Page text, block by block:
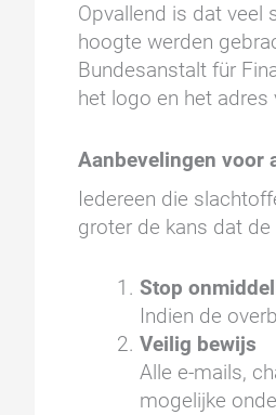
Opvallend is dat veel
hoogte werden
Bundesanstalt für
het logo en het
Aanbevelingen voor
Iedereen die
groter de kans dat
Stop
Indien de
Veilig bewijs
Alle e-mails,
mogelijke